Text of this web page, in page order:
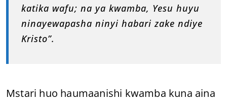
katika wafu; na ya kwamba, Yesu huyu
ninayewapasha ninyi habari zake ndiye
Kristo”.
Mstari huo haumaanishi kwamba kuna aina